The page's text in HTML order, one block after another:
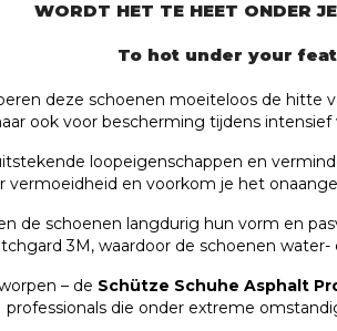
WORDT HET TE HEET ONDER
To hot under your
deze schoenen moeiteloos de hitte
ook voor bescherming tijdens
loopeigenschappen en
vermoeidheid en voorkom je het
de schoenen langdurig hun vorm en
3M, waardoor de schoenen water-
– de Schütze Schuhe Asphalt
professionals die onder extreme